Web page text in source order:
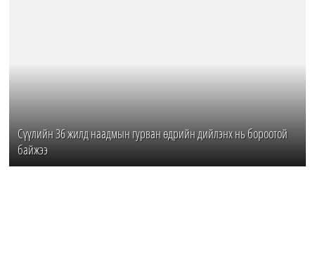
Сүүлийн 36 жилд наадмын гурван өдрийн дийлэнх нь бороотой
байжээ